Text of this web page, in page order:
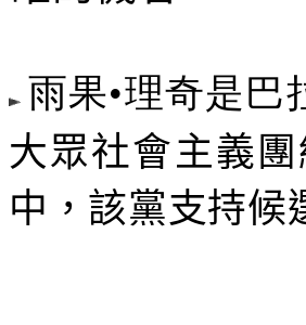
雨果•理奇是
大眾社會主義
中，該黨支持候